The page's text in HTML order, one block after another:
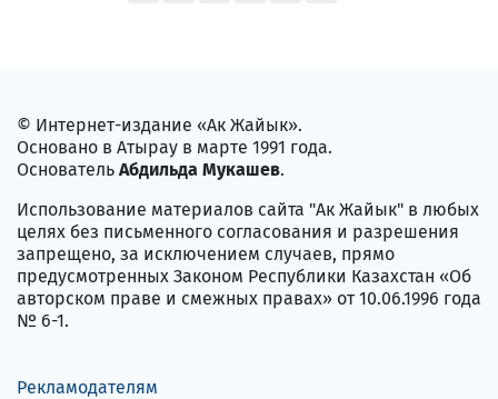
© Интернет-издание «Ак Жайык».
Основано в Атырау в марте 1991 года.
Основатель Абдильда Мукашев.
Использование материалов сайта "Ак Жайык" в любых
целях без письменного согласования и разрешения
запрещено, за исключением случаев, прямо
предусмотренных Законом Республики Казахстан «Об
авторском праве и смежных правах» от 10.06.1996 года
№ 6-1.
Рекламодателям